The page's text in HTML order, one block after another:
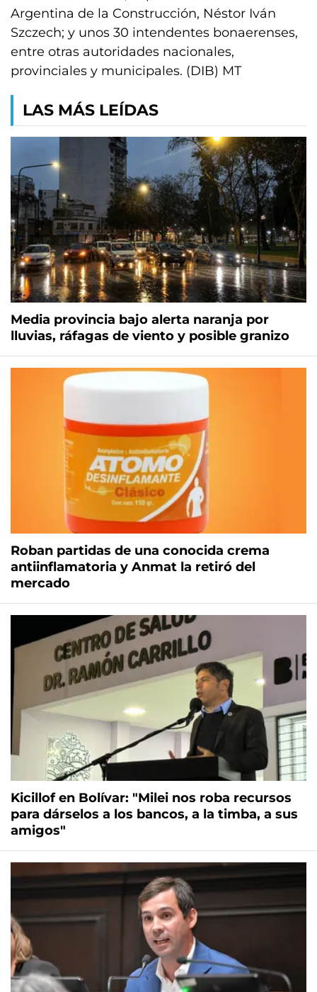
Argentina de la Construcción, Néstor Iván
Szczech; y unos 30 intendentes bonaerenses,
entre otras autoridades nacionales,
provinciales y municipales. (DIB) MT
LAS MÁS LEÍDAS
Media provincia bajo alerta naranja por
lluvias, ráfagas de viento y posible granizo
Roban partidas de una conocida crema
antiinflamatoria y Anmat la retiró del
mercado
Kicillof en Bolívar: "Milei nos roba recursos
para dárselos a los bancos, a la timba, a sus
amigos"